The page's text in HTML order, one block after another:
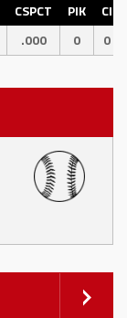
CSPCT PIK CI
.000 0 0